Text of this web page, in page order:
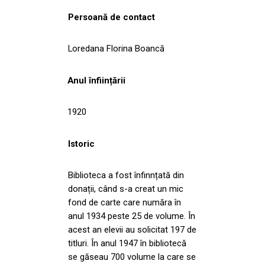
Persoană de contact
Loredana Florina Boancă
Anul înființării
1920
Istoric
Biblioteca a fost înfinnțată din
donații, când s-a creat un mic
fond de carte care număra în
anul 1934 peste 25 de volume. În
acest an elevii au solicitat 197 de
titluri. În anul 1947 în bibliotecă
se găseau 700 volume la care se